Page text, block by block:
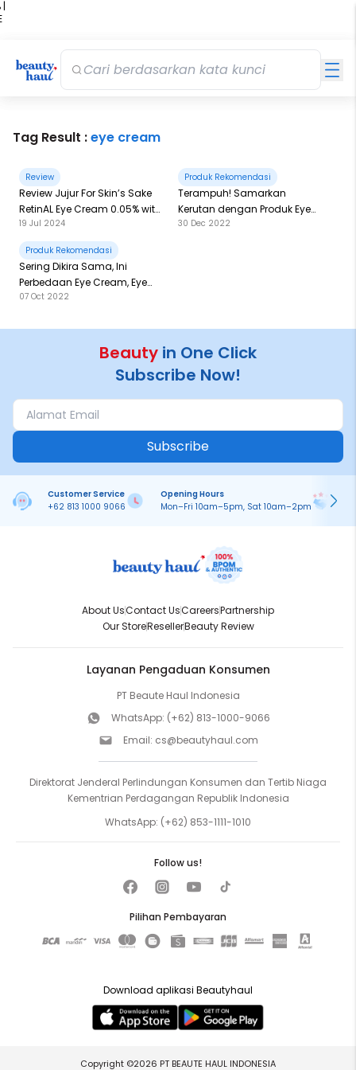
|
Tag Result :eye cream
Review
Review Jujur For Skin’s Sake
RetinAL Eye Cream 0.05% with
Caffeine!
19 Jul 2024
Produk Rekomendasi
Terampuh! Samarkan
Kerutan dengan Produk Eye
Cream Anti Aging Terbaik Ini
30 Dec 2022
Produk Rekomendasi
Sering Dikira Sama, Ini
Perbedaan Eye Cream, Eye
Serum, dan Eye Gel
07 Oct 2022
Beauty in One Click
Subscribe Now!
Subscribe
Customer Service
+62 813 1000 9066
Opening Hours
Mon–Fri 10am–5pm, Sat 10am–2pm
About UsContact UsCareersPartnership
Our StoreResellerBeauty Review
Layanan Pengaduan Konsumen
PT Beaute Haul Indonesia
WhatsApp: (+62) 813-1000-9066
Email: cs@beautyhaul.com
Direktorat Jenderal Perlindungan Konsumen dan Tertib Niaga
Kementrian Perdagangan Republik Indonesia
WhatsApp: (+62) 853-1111-1010
Pilihan Pembayaran
Follow us!
Download aplikasi Beautyhaul
Copyright ©2026 PT BEAUTE HAUL INDONESIA